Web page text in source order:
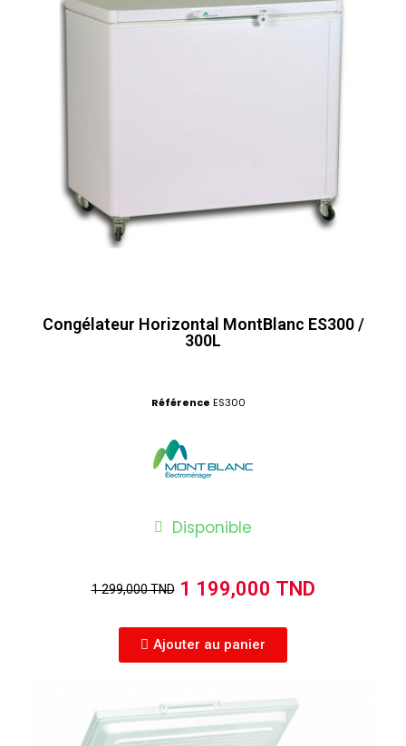
Congélateur Horizontal MontBlanc ES300 /
300L
Référence ES300
Disponible
1 299,000 TND 1 199,000 TND
Ajouter au panier